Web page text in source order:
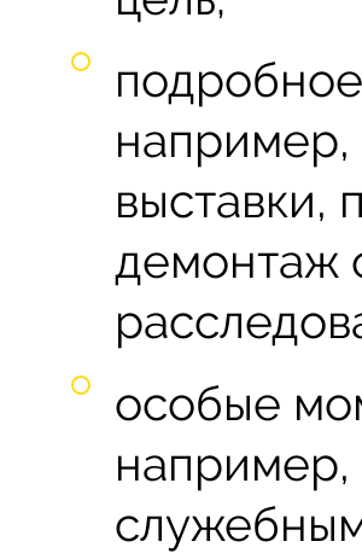
например,
выставки,
демонтаж
особые
например,